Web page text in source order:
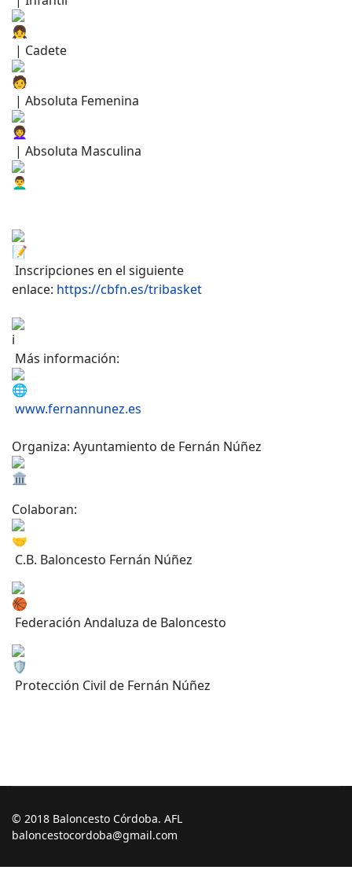
| Cadete
| Absoluta Femenina
| Absoluta Masculina
Inscripciones en el siguiente
enlace: https://cbfn.es/tribasket
Más información:
www.fernannunez.es
Organiza: Ayuntamiento de Fernán Núñez
Colaboran:
C.B. Baloncesto Fernán Núñez
Federación Andaluza de Baloncesto
Protección Civil de Fernán Núñez
© 2018 Baloncesto Córdoba. AFL
baloncestocordoba@gmail.com